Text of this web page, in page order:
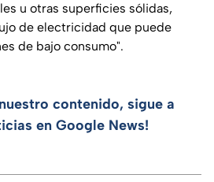
u otras superficies sólidas,
de electricidad que puede
de bajo consumo".
contenido, sigue a
en Google News!